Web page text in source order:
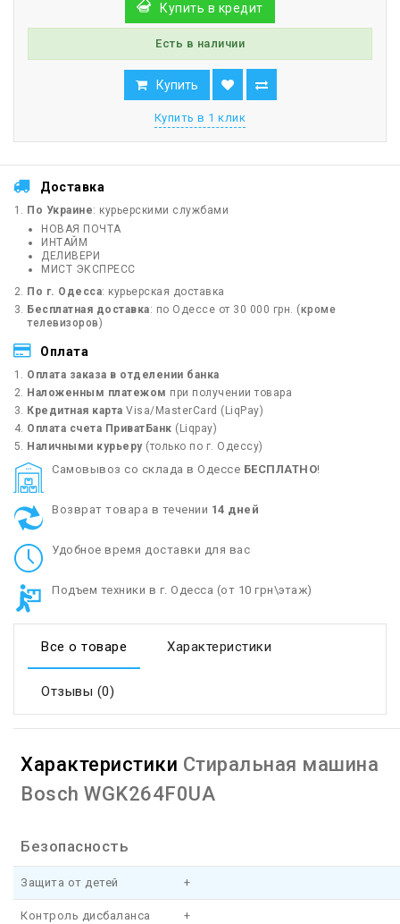
Купить в кредит
Есть в наличии
Купить
Купить в 1 клик
Доставка
По Украине: курьерскими службами
НОВАЯ ПОЧТА
ИНТАЙМ
ДЕЛИВЕРИ
МИСТ ЭКСПРЕСС
По г. Одесса: курьерская доставка
Бесплатная доставка: по Одессе от 30 000 грн. (кроме
телевизоров)
Оплата
Оплата заказа в отделении банка
Наложенным платежом при получении товара
Кредитная карта Visa/MasterCard (LiqPay)
Оплата счета ПриватБанк (Liqpay)
Наличными курьеру(только по г. Одессу)
Cамовывоз со склада в Одессе БЕСПЛАТНО!
Возврат товара в течении 14 дней
Удобное время доставки для вас
Подъем техники в г. Одесса (от 10 грн\этаж)
Все о товаре Характеристики
Отзывы (0)
Характеристики Стиральная машина
Bosch WGK264F0UA
Безопасность
Защита от детей +
Контроль дисбаланса +